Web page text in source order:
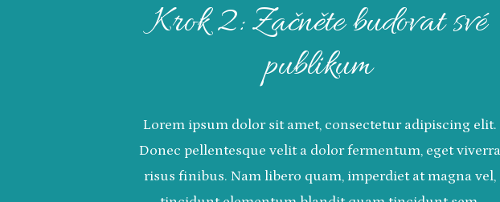
Krok 2: Začněte budovat své
publikum
Lorem ipsum dolor sit amet, consectetur adipiscing elit.
Donec pellentesque velit a dolor fermentum, eget viverra
risus finibus. Nam libero quam, imperdiet at magna vel,